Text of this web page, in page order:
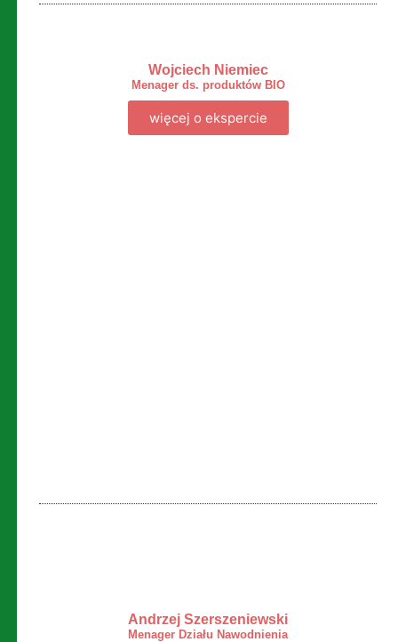
Wojciech Niemiec
Menager ds. produktów BIO
więcej o ekspercie
Andrzej Szerszeniewski
Menager Działu Nawodnienia